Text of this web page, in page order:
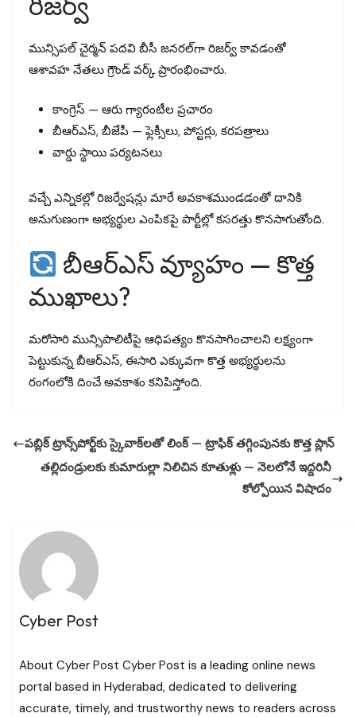
మున్సిపల్ చైర్మన్ పదవి బీసీ జనరల్‌గా రిజర్వ్ కావడంతో
ఆశావహ నేతలు గ్రౌండ్ వర్క్ ప్రారంభించారు.
కాంగ్రెస్ — ఆరు గ్యారంటీల ప్రచారం
బీఆర్ఎస్, బీజేపీ — ఫ్లెక్సీలు, పోస్టర్లు, కరపత్రాలు
వార్డు స్థాయి పర్యటనలు
వచ్చే ఎన్నికల్లో రిజర్వేషన్లు మారే అవకాశముండడంతో దానికి
అనుగుణంగా అభ్యర్థుల ఎంపికపై పార్టీల్లో కసరత్తు కొనసాగుతోంది.
బీఆర్ఎస్ వ్యూహం — కొత్త
ముఖాలు?
మరోసారి మున్సిపాలిటీపై ఆధిపత్యం కొనసాగించాలని లక్ష్యంగా
పెట్టుకున్న బీఆర్ఎస్, ఈసారి ఎక్కువగా కొత్త అభ్యర్థులను
రంగంలోకి దించే అవకాశం కనిపిస్తోంది.
పబ్లిక్ ట్రాన్స్‌పోర్ట్‌కు స్కైవాక్‌లతో లింక్ — ట్రాఫిక్ తగ్గింపునకు కొత్త ప్లాన్
తల్లిదండ్రులకు కుమారుల్లా నిలిచిన కూతుళ్లు — నెలలోనే ఇద్దరినీ
కోల్పోయిన విషాదం
Cyber Post
About Cyber Post Cyber Post is a leading online news
portal based in Hyderabad, dedicated to delivering
accurate, timely, and trustworthy news to readers across